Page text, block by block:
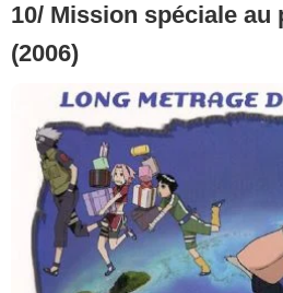
10/ Mission spéciale au
(2006)